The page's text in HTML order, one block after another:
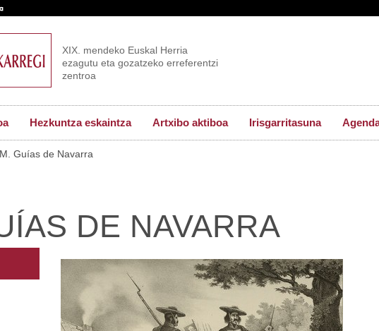
XIX. mendeko Euskal Herria
ezagutu eta gozatzeko erreferentzi
zentroa
Hezkuntza eskaintza Artxibo aktiboa Irisgarritasuna
Guías de Navarra
DE NAVARRA